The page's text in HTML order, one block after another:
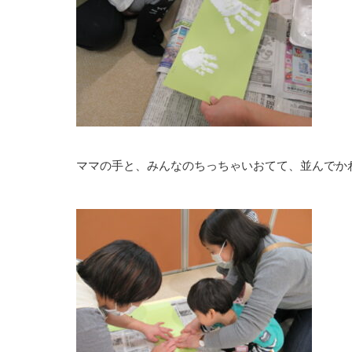
ママの手と、みんなのちっちゃいおてて、並んでか